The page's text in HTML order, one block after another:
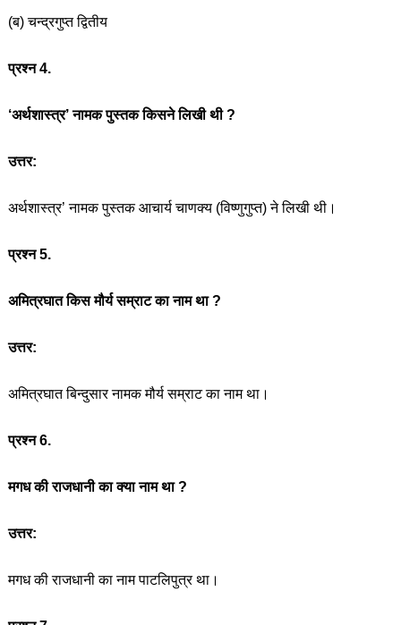
(ब) चन्द्रगुप्त द्वितीय
प्रश्न 4.
‘अर्थशास्त्र’ नामक पुस्तक किसने लिखी थी ?
उत्तर:
अर्थशास्त्र’ नामक पुस्तक आचार्य चाणक्य (विष्णुगुप्त) ने लिखी थी।
प्रश्न 5.
अमित्रघात किस मौर्य सम्राट का नाम था ?
उत्तर:
अमित्रघात बिन्दुसार नामक मौर्य सम्राट का नाम था।
प्रश्न 6.
मगध की राजधानी का क्या नाम था ?
उत्तर:
मगध की राजधानी का नाम पाटलिपुत्र था।